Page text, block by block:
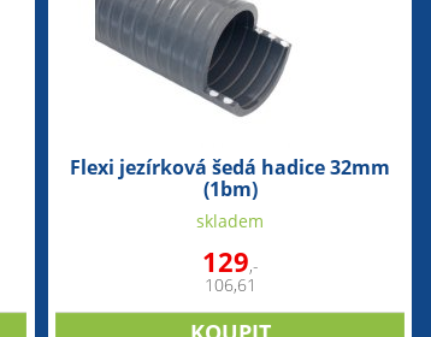
Flexi jezírková šedá hadice 32mm
(1bm)
skladem
129,-
106,61